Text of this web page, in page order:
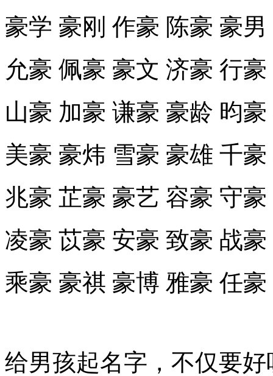
豪学 豪刚 作豪 陈豪 豪
允豪 佩豪 豪文 济豪 行
山豪 加豪 谦豪 豪龄 昀
美豪 豪炜 雪豪 豪雄 千
兆豪 芷豪 豪艺 容豪 守
凌豪 苡豪 安豪 致豪 战
乘豪 豪祺 豪博 雅豪 任
给男孩起名字，不仅要